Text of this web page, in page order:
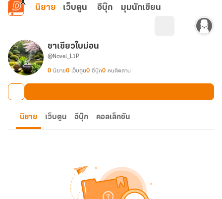
ข้ามไปยังเนื้อหาหลัก
นิยาย เว็บตูน อีบุ๊ก มุมนักเขียน
ชาเขียวใบม่อน
@Novel_L1P
0 นิยาย0 เว็บตูน0 อีบุ๊ก0 คนติดตาม
นิยาย เว็บตูน อีบุ๊ก คอลเล็กชัน